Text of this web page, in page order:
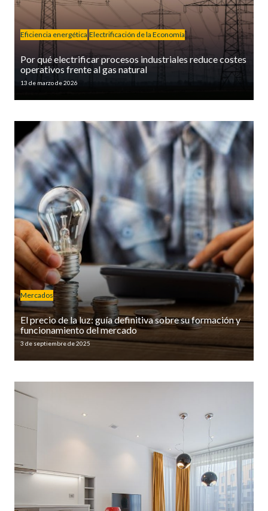
Eficiencia energética Electrificación de la Economía
Por qué electrificar procesos industriales reduce costes
operativos frente al gas natural
13 de marzo de 2026
Mercados
El precio de la luz: guía definitiva sobre su formación y
funcionamiento del mercado
3 de septiembre de 2025